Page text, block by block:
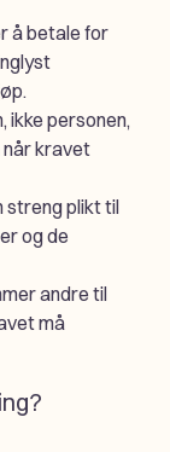
å betale for
ikke personen,
når kravet
streng plikt til
og de
andre til
må